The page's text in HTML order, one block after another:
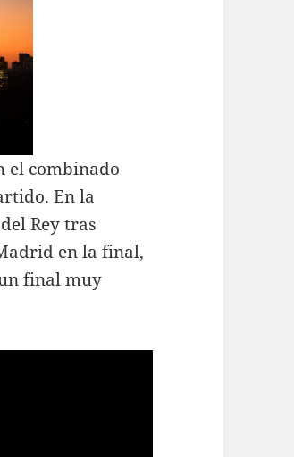
el combinado
En la
Rey tras
en la final,
final muy